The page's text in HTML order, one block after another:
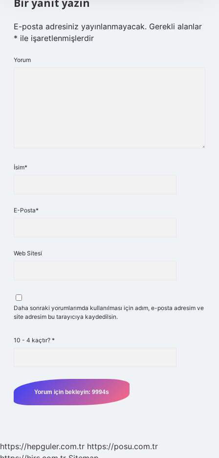
Bir yanıt yazın
E-posta adresiniz yayınlanmayacak. Gerekli alanlar
* ile işaretlenmişlerdir
Yorum
İsim*
E-Posta*
Web Sitesi
Daha sonraki yorumlarımda kullanılması için adım, e-posta adresim ve
site adresim bu tarayıcıya kaydedilsin.
10 - 4 kaçtır? *
https://hepguler.com.tr https://posu.com.tr